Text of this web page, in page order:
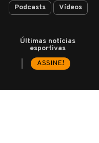
Podcasts Vídeos
Últimas notícias
esportivas
ASSINE!